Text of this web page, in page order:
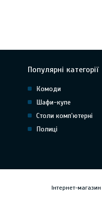
Популярні категорії
Комоди
Шафи-купе
Столи комп'ютерні
Полиці